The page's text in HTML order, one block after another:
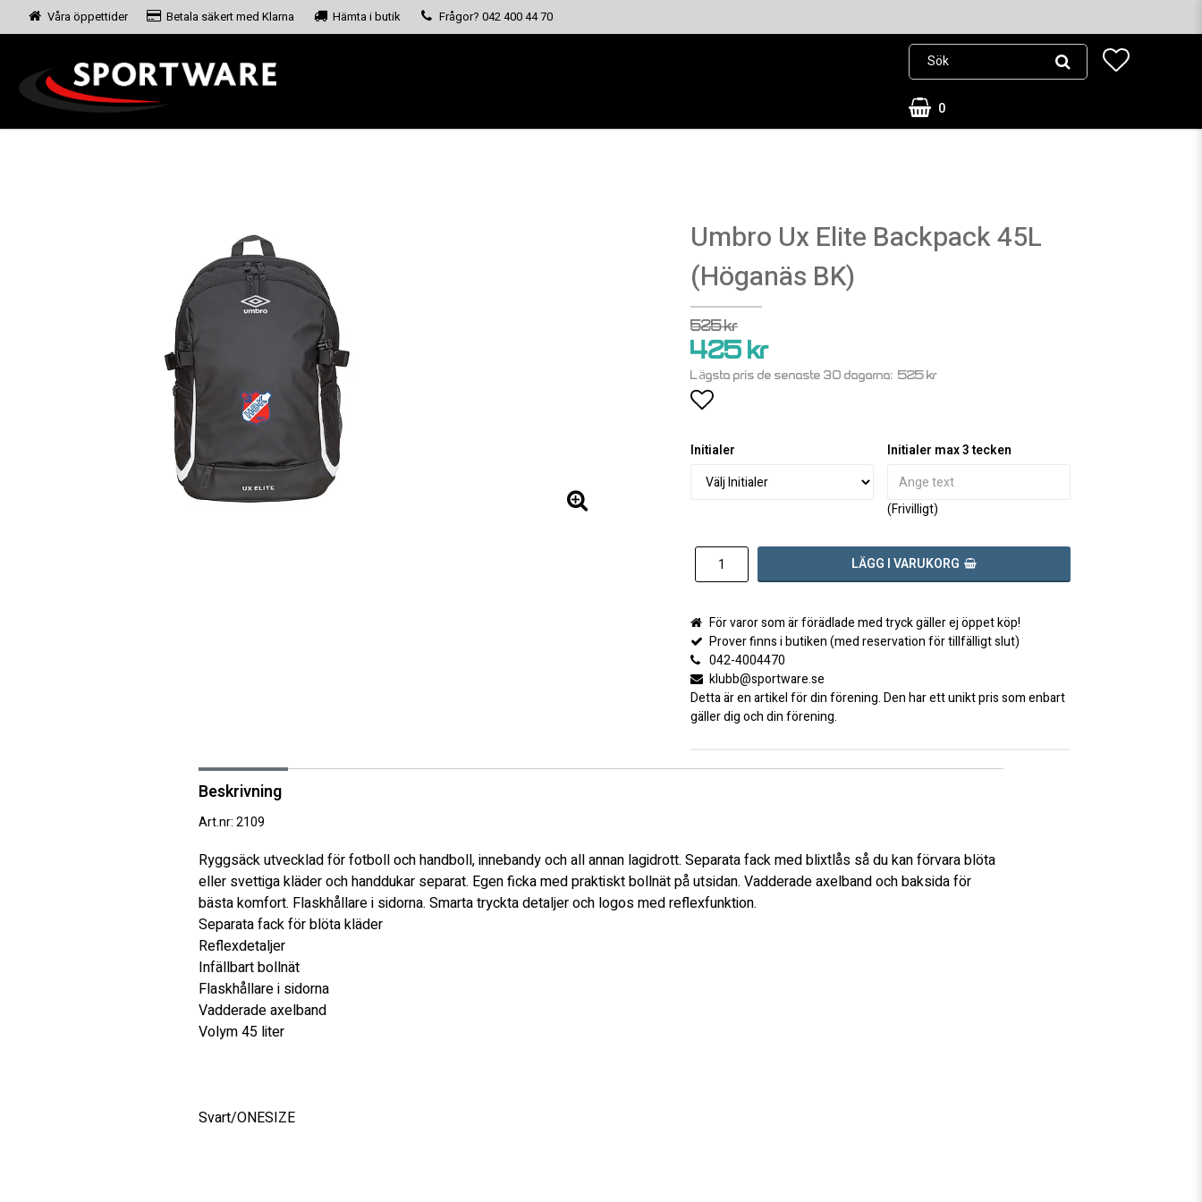
Våra öppettider Betala säkert med Klarna Hämta i butik Frågor? 042 400 44 70
0
Umbro Ux Elite Backpack 45L
(Höganäs BK)
525 kr
425 kr
Lägsta pris de senaste 30 dagarna 525 kr
Lägg till i favoritlistan
Initialer Initialer max 3 tecken
(Frivilligt)
LÄGG I VARUKORG
För varor som är förädlade med tryck gäller ej öppet köp!
Prover finns i butiken (med reservation för tillfälligt slut)
042-4004470
klubb@sportware.se
Detta är en artikel för din förening. Den har ett unikt pris som enbart
gäller dig och din förening.
Beskrivning
Art.nr: 2109
Ryggsäck utvecklad för fotboll och handboll, innebandy och all annan lagidrott. Separata fack med blixtlås så du kan förvara blöta
eller svettiga kläder och handdukar separat. Egen ficka med praktiskt bollnät på utsidan. Vadderade axelband och baksida för
bästa komfort. Flaskhållare i sidorna. Smarta tryckta detaljer och logos med reflexfunktion.
Separata fack för blöta kläder
Reflexdetaljer
Infällbart bollnät
Flaskhållare i sidorna
Vadderade axelband
Volym 45 liter
Svart/ONESIZE